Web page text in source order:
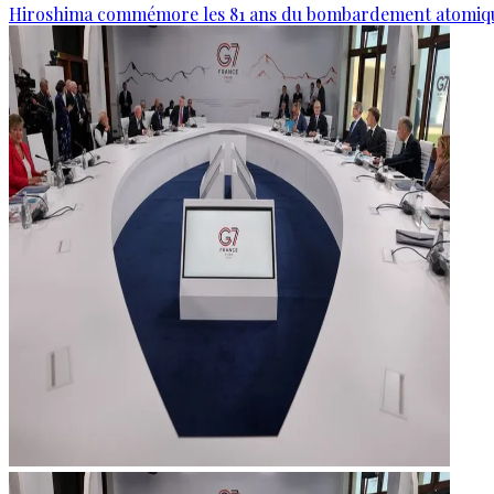
Hiroshima commémore les 81 ans du bombardement